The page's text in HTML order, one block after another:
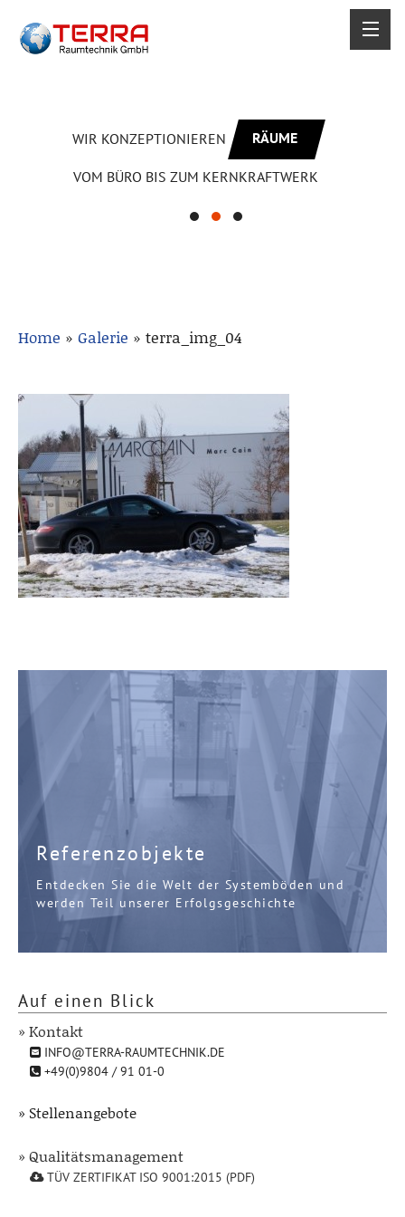
WIR KONZEPTIONIEREN RÄUME
VOM BÜRO BIS ZUM KERNKRAFTWERK
Home » Galerie » terra_img_04
Referenzobjekte
Entdecken Sie die Welt der Systemböden und
werden Teil unserer Erfolgsgeschichte
Auf einen Blick
» Kontakt
INFO@TERRA-RAUMTECHNIK.DE
+49(0)9804 / 91 01-0
» Stellenangebote
» Qualitätsmanagement
TÜV ZERTIFIKAT ISO 9001:2015 (PDF)